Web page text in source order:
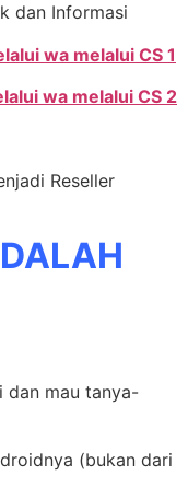
dan Informasi
wa melalui CS 1
wa melalui CS 2
Reseller
dan mau tanya-
(bukan dari